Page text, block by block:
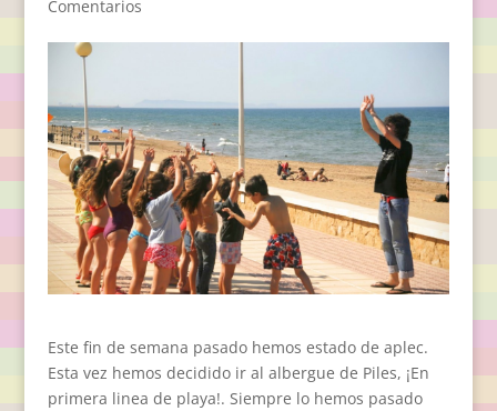
Comentarios
Este fin de semana pasado hemos estado de aplec.
Esta vez hemos decidido ir al albergue de Piles, ¡En
primera linea de playa!. Siempre lo hemos pasado